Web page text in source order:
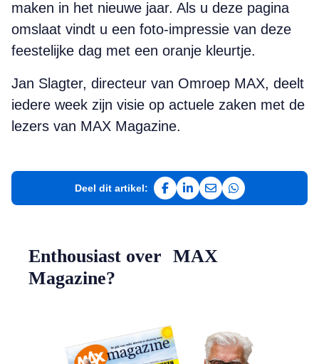
maken in het nieuwe jaar. Als u deze pagina
omslaat vindt u een foto-impressie van deze
feestelijke dag met een oranje kleurtje.
Jan Slagter, directeur van Omroep MAX, deelt
iedere week zijn visie op actuele zaken met de
lezers van MAX Magazine.
Deel dit artikel:
Deel op Facebook
Deel op LinkedIn
Deel via e-mail
Deel via
Enthousiast over MAX
Magazine?